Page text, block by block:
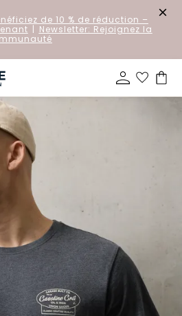
de 10 % de réduction –
| Newsletter: Rejoignez la